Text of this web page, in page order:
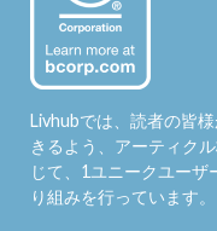
Livhubでは、読者の皆
きるよう、アーティク
じて、1ユニークユー
り組みを行っています。